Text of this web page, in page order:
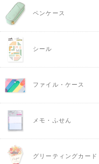
ペンケース
シール
ファイル・ケース
メモ・ふせん
グリーティングカード